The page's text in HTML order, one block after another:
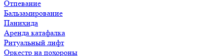
Отпевание
Бальзамирование
Панихида
Аренда катафалка
Ритуальный лифт
Оркестр на похороны